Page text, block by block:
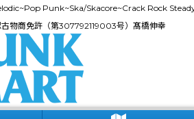
Punk~Ska/Skacore~Crack Rock Steady
物商免許（第307792119003号）髙橋伸幸